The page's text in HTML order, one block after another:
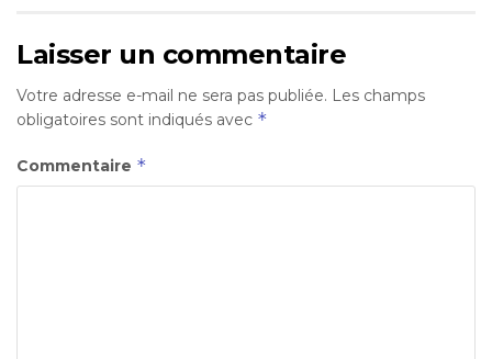
Laisser un commentaire
Votre adresse e-mail ne sera pas publiée. Les champs
obligatoires sont indiqués avec *
Commentaire *